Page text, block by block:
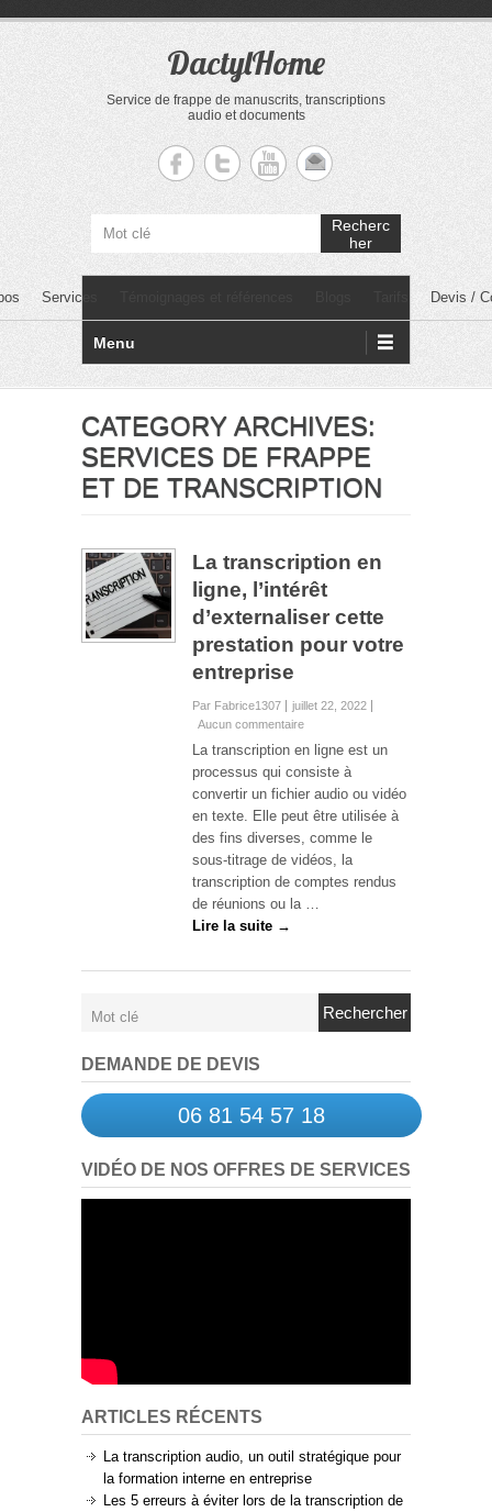
DactylHome
Service de frappe de manuscrits, transcriptions
audio et documents
Recherc
her
Services Devis /
Menu
CATEGORY ARCHIVES:
SERVICES DE FRAPPE
ET DE TRANSCRIPTION
La transcription en
ligne, l’intérêt
d’externaliser cette
prestation pour votre
entreprise
Par Fabrice1307
juillet 22, 2022
Aucun commentaire
La transcription en ligne est un
processus qui consiste à
convertir un fichier audio ou vidéo
en texte. Elle peut être utilisée à
des fins diverses, comme le
sous-titrage de vidéos, la
transcription de comptes rendus
de réunions ou la …
Lire la suite →
Rechercher
DEMANDE DE DEVIS
06 81 54 57 18
VIDÉO DE NOS OFFRES DE SERVICES
ARTICLES RÉCENTS
La transcription audio, un outil stratégique pour
la formation interne en entreprise
Les 5 erreurs à éviter lors de la transcription de